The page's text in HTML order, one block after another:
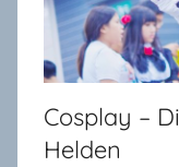
Cosplay –
Helden